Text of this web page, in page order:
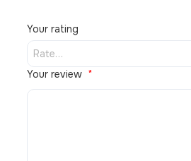
Your rating
Your review
Москве. Продажа,
обслуживание